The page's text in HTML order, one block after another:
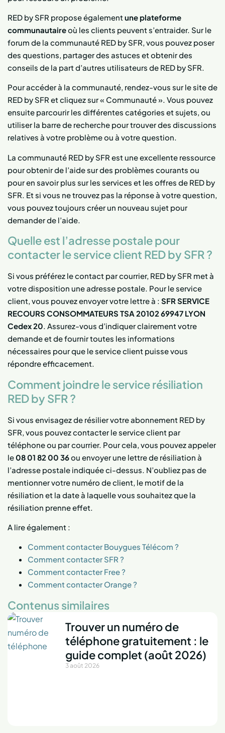
RED by SFR propose égalementune plateforme
communautaireoù les clients peuvent s’entraider. Sur le
forum de la communauté RED by SFR, vous pouvez poser
des questions, partager des astuces et obtenir des
conseils de la part d’autres utilisateurs de RED by SFR.
Pour accéder à la communauté, rendez-vous sur le site de
RED by SFR et cliquez sur « Communauté ». Vous pouvez
ensuite parcourir les différentes catégories et sujets, ou
utiliser la barre de recherche pour trouver des discussions
relatives à votre problème ou à votre question.
La communauté RED by SFR est une excellente ressource
pour obtenir de l’aide sur des problèmes courants ou
pour en savoir plus sur les services et les offres de RED by
SFR. Et si vous ne trouvez pas la réponse à votre question,
vous pouvez toujours créer un nouveau sujet pour
demander de l’aide.
Quelle est l’adresse postale pour
contacter le service client RED by SFR ?
Si vous préférez le contact par courrier, RED by SFR met à
votre disposition une adresse postale. Pour le service
client, vous pouvez envoyer votre lettre à : SFR SERVICE
RECOURS CONSOMMATEURS TSA 20102 69947 LYON
Cedex 20. Assurez-vous d’indiquer clairement votre
demande et de fournir toutes les informations
nécessaires pour que le service client puisse vous
répondre efficacement.
Comment joindre le service résiliation
RED by SFR ?
Si vous envisagez de résilier votre abonnement RED by
SFR, vous pouvez contacter le service client par
téléphone ou par courrier. Pour cela, vous pouvez appeler
le08 01 82 00 36ou envoyer une lettre de résiliation à
l’adresse postale indiquée ci-dessus. N’oubliez pas de
mentionner votre numéro de client, le motif de la
résiliation et la date à laquelle vous souhaitez que la
résiliation prenne effet.
A lire également :
Comment contacter Bouygues Télécom ?
Comment contacter SFR ?
Comment contacter Free ?
Comment contacter Orange ?
Contenus similaires
Trouver un numéro de
téléphone gratuitement : le
guide complet (août 2026)
3 août 2026